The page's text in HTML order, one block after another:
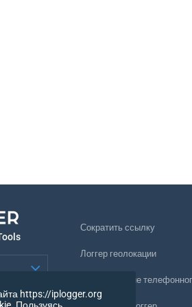
Сократить ссылку
Логгер геолокации
Отслеживание
https://iplogger.org